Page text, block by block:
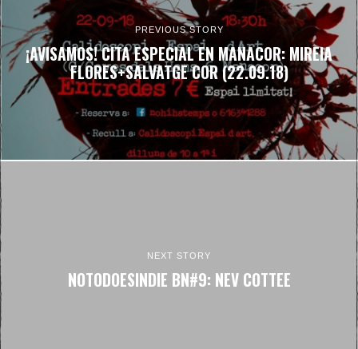
PREVIOUS STORY
¡AVISAMOS! CITA ESPECIAL EN MANACOR: MIREIA
FLORES+SALVATGE COR (22.09.18)
NEXT STORY
NOTODOESINDIE BN#9: NEV COTTEE